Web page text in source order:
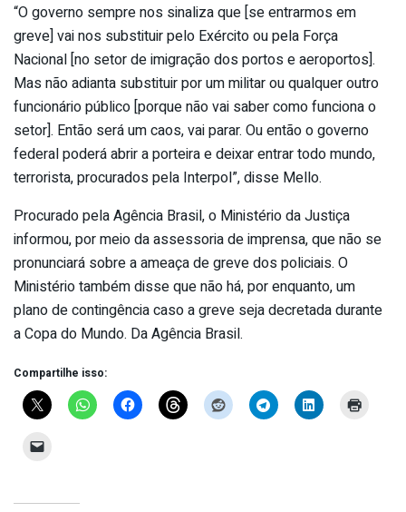
“O governo sempre nos sinaliza que [se entrarmos em
greve] vai nos substituir pelo Exército ou pela Força
Nacional [no setor de imigração dos portos e aeroportos].
Mas não adianta substituir por um militar ou qualquer outro
funcionário público [porque não vai saber como funciona o
setor]. Então será um caos, vai parar. Ou então o governo
federal poderá abrir a porteira e deixar entrar todo mundo,
terrorista, procurados pela Interpol”, disse Mello.
Procurado pela Agência Brasil, o Ministério da Justiça
informou, por meio da assessoria de imprensa, que não se
pronunciará sobre a ameaça de greve dos policiais. O
Ministério também disse que não há, por enquanto, um
plano de contingência caso a greve seja decretada durante
a Copa do Mundo. Da Agência Brasil.
Compartilhe isso: